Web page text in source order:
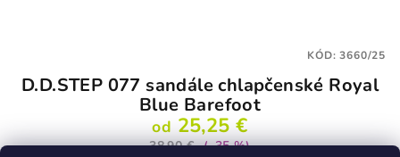
D.D.STEP 077 sandále chlapčenské Royal
Blue Barefoot
od 25,25 €
38,90 € (–35 %)
KÓD:3660/25